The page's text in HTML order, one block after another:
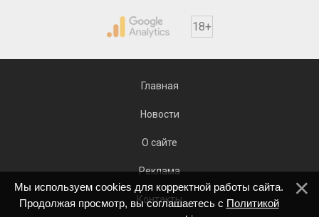
18+
Главная
Новости
О сайте
Реклама
Контакты
Мы используем cookies для корректной работы сайта.
Продолжая просмотр, вы соглашаетесь с Политикой